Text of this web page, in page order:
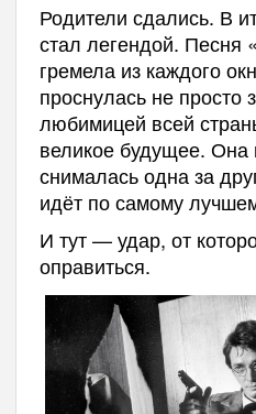
Родители сдались. В
стал легендой. Песня
гремела из каждого
проснулась не просто
любимицей всей
великое будущее.
снималась одна за
идёт по самому
И тут — удар, от
оправиться.